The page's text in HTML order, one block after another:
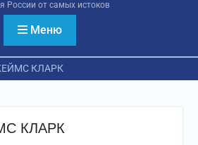
России от самых истоков
Меню
КЛАРК
КЛАРК